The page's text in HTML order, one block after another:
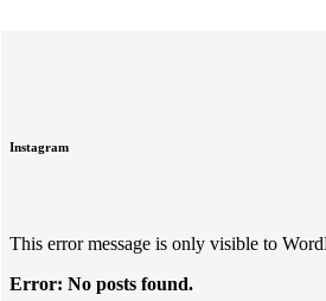
Instagram
This error message is only visible to
Error: No posts found.